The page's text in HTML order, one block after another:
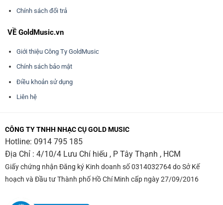
Chính sách đổi trả
VỀ GoldMusic.vn
Giới thiệu Công Ty GoldMusic
Chính sách bảo mật
Điều khoản sử dụng
Liên hệ
CÔNG TY TNHH NHẠC CỤ GOLD MUSIC
Hotline: 0914 795 185
Địa Chỉ : 4/10/4 Lưu Chí hiếu , P Tây Thạnh , HCM
Giấy chứng nhận Đăng ký Kinh doanh số 0314032764 do Sở Kế
hoạch và Đầu tư Thành phố Hồ Chí Minh cấp ngày 27/09/2016